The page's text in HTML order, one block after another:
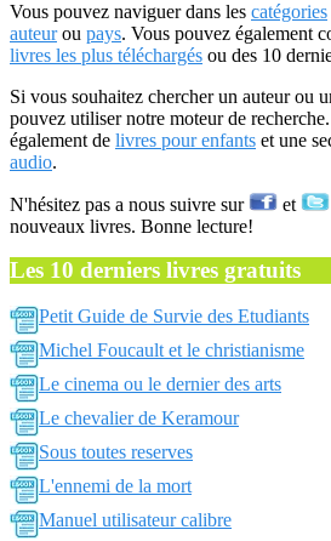
Vous pouvez naviguer dans les catégories
auteurou pays. Vous pouvez également
livres les plus téléchargés ou des 10
Si vous souhaitez chercher un auteur ou
pouvez utiliser notre moteur de
également de livres pour enfants et une
audio.
N'hésitez pas a nous suivre sur et
nouveaux livres. Bonne lecture!
Les 10 derniers livres gratuits
Petit Guide de Survie des Etudiants
Michel Foucault et le christianisme
Le cinema ou le dernier des arts
Le chevalier de Keramour
Sous toutes reserves
L'ennemi de la mort
Manuel utilisateur calibre